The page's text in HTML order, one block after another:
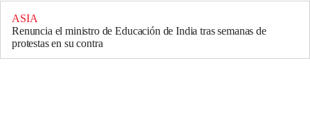
ASIA
Renuncia el ministro de Educación de India tras semanas de
protestas en su contra